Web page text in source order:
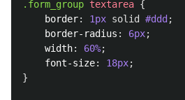
.form_group textarea {
border: 1px solid #ddd ;
border-radius : 6px;
width: 60%;
font-size: 18px;
}